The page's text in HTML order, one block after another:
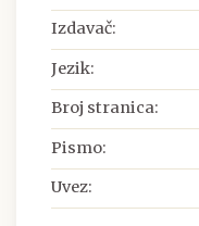
Izdavač:
Jezik:
Broj stranica:
Pismo:
Uvez: